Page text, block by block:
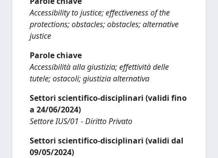
Accessibility to justice; effectiveness of the
protections; obstacles; obstacles; alternative
justice
Parole chiave
Accessibilità alla giustizia; effettività delle
tutele; ostacoli; giustizia alternativa
Settori scientifico-disciplinari (validi fino
a 24/06/2024)
Settore IUS/01 - Diritto Privato
Settori scientifico-disciplinari (validi dal
09/05/2024)